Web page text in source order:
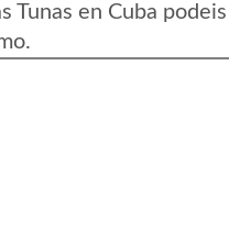
Tunas en Cuba